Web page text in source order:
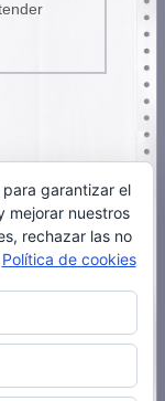
garantizar el
mejorar nuestros
rechazar las no
Política de cookies